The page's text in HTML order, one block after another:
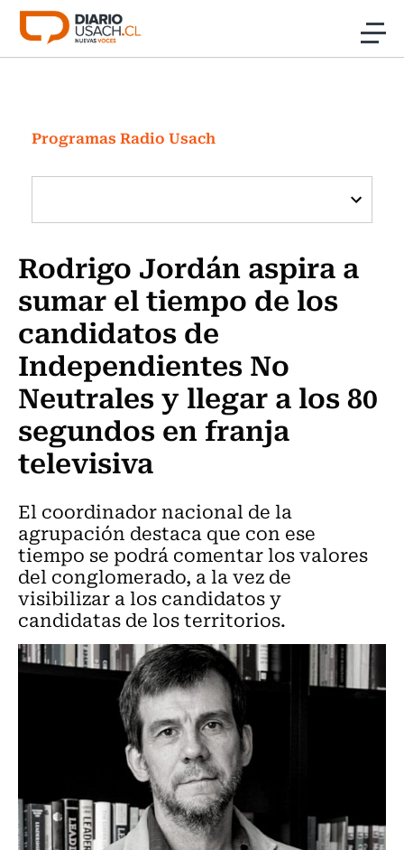
Click acá para ir directamente al contenido
Investigación
Cultura
Programas Radio y TV Usach
Programas Radio Usach
Rodrigo Jordán aspira a
sumar el tiempo de los
candidatos de
Independientes No
Neutrales y llegar a los 80
segundos en franja
televisiva
El coordinador nacional de la
agrupación destaca que con ese
tiempo se podrá comentar los valores
del conglomerado, a la vez de
visibilizar a los candidatos y
candidatas de los territorios.